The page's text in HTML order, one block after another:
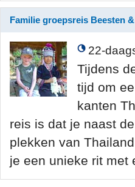
Familie groepsreis Beesten
22-
Tijdens
tijd om
kanten
reis is dat je naast
plekken van
je een unieke rit met